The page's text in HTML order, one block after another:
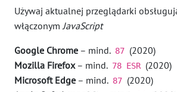
Używaj aktualnej przeglądarki
włączonymJavaScript
Google Chrome – mind. 87 (2020)
Mozilla Firefox– mind. 78 ESR (2020)
Microsoft Edge – mind. 87 (2020)